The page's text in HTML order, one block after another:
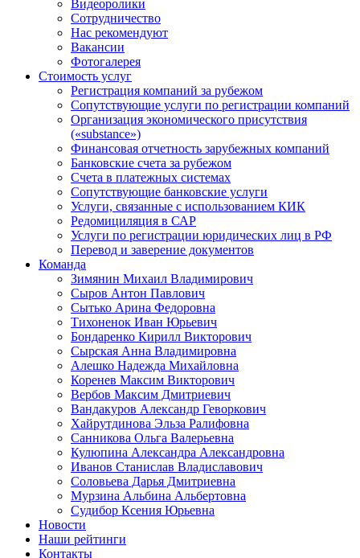
Видеоролики
Сотрудничество
Нас рекомендуют
Вакансии
Фотогалерея
Стоимость услуг
Регистрация компаний за рубежом
Сопутствующие услуги по регистрации компаний
Организация экономического присутствия
(«substance»)
Финансовая отчетность зарубежных компаний
Банковские счета за рубежом
Счета в платежных системах
Сопутствующие банковские услуги
Услуги, связанные с использованием КИК
Редомициляция в САР
Услуги по регистрации юридических лиц в РФ
Перевод и заверение документов
Команда
Зимянин Михаил Владимирович
Сыров Антон Павлович
Сытько Арина Федоровна
Тихоненок Иван Юрьевич
Бондаренко Кирилл Викторович
Сырская Анна Владимировна
Алешко Надежда Михайловна
Коренев Максим Викторович
Вербов Максим Дмитриевич
Вандакуров Александр Геворкович
Хайрутдинова Эльза Ралифовна
Санникова Ольга Валерьевна
Кулюпина Александра Александровна
Иванов Станислав Владиславович
Соловьева Дарья Дмитриевна
Мурзина Альбина Альбертовна
Судибор Ксения Юрьевна
Новости
Наши рейтинги
Контакты